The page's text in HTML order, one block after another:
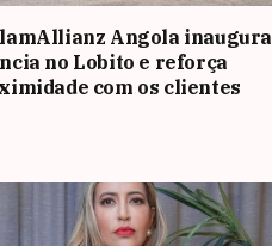
Angola inaugura
no Lobito e reforça
com os clientes